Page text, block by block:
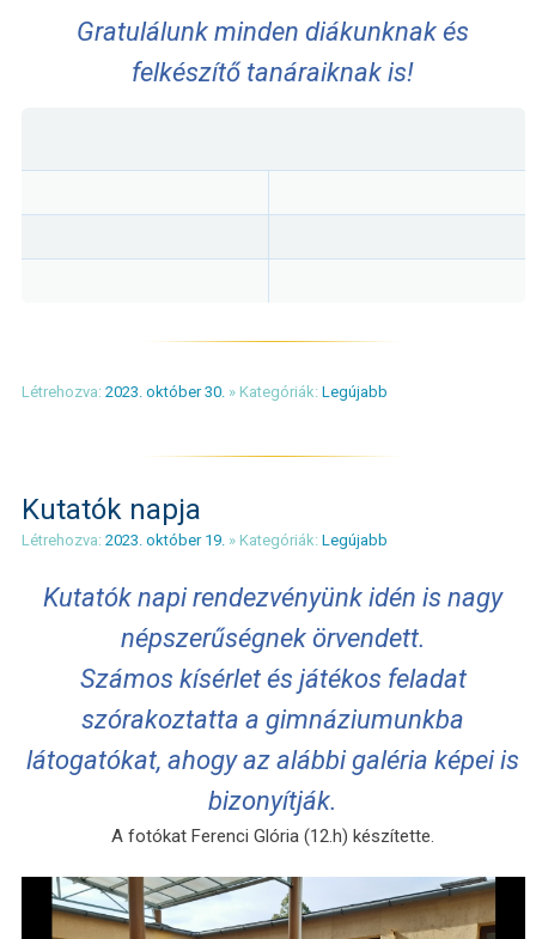
Gratulálunk minden diákunknak és
felkészítő tanáraiknak is!
Létrehozva: 2023. október 30.» Kategóriák: Legújabb
Kutatók napja
Létrehozva: 2023. október 19.» Kategóriák: Legújabb
Kutatók napi rendezvényünk idén is nagy
népszerűségnek örvendett.
Számos kísérlet és játékos feladat
szórakoztatta a gimnáziumunkba
látogatókat, ahogy az alábbi galéria képei is
bizonyítják.
A fotókat Ferenci Glória (12.h) készítette.